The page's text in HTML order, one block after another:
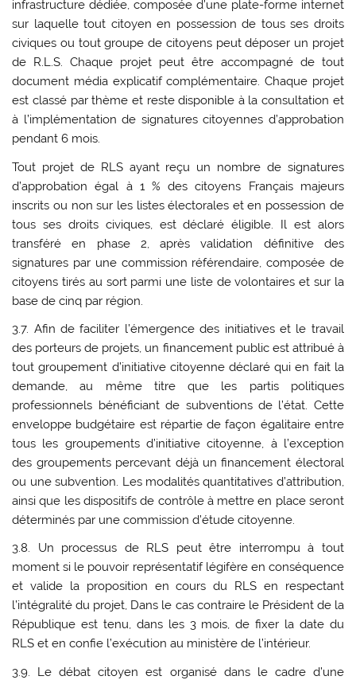
infrastructure dédiée, composée d’une plate-forme internet
sur laquelle tout citoyen en possession de tous ses droits
civiques ou tout groupe de citoyens peut déposer un projet
de R.L.S. Chaque projet peut être accompagné de tout
document média explicatif complémentaire. Chaque projet
est classé par thème et reste disponible à la consultation et
à l’implémentation de signatures citoyennes d’approbation
pendant 6 mois.
Tout projet de RLS ayant reçu un nombre de signatures
d’approbation égal à 1 % des citoyens Français majeurs
inscrits ou non sur les listes électorales et en possession de
tous ses droits civiques, est déclaré éligible. Il est alors
transféré en phase 2, après validation définitive des
signatures par une commission référendaire, composée de
citoyens tirés au sort parmi une liste de volontaires et sur la
base de cinq par région.
3.7. Afin de faciliter l’émergence des initiatives et le travail
des porteurs de projets, un financement public est attribué à
tout groupement d’initiative citoyenne déclaré qui en fait la
demande, au même titre que les partis politiques
professionnels bénéficiant de subventions de l’état. Cette
enveloppe budgétaire est répartie de façon égalitaire entre
tous les groupements d’initiative citoyenne, à l’exception
des groupements percevant déjà un financement électoral
ou une subvention. Les modalités quantitatives d’attribution,
ainsi que les dispositifs de contrôle à mettre en place seront
déterminés par une commission d’étude citoyenne.
3.8. Un processus de RLS peut être interrompu à tout
moment si le pouvoir représentatif légifère en conséquence
et valide la proposition en cours du RLS en respectant
l’intégralité du projet, Dans le cas contraire le Président de la
République est tenu, dans les 3 mois, de fixer la date du
RLS et en confie l’exécution au ministère de l’intérieur.
3.9. Le débat citoyen est organisé dans le cadre d’une